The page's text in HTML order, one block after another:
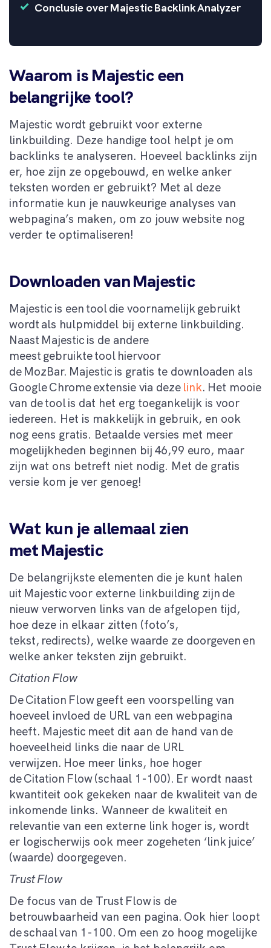
Conclusie over Majestic Backlink Analyzer
Waarom is Majestic een
belangrijke tool?
Majestic wordt gebruikt voor externe
linkbuilding. Deze handige tool helpt je om
backlinks te analyseren. Hoeveel backlinks zijn
er, hoe zijn ze opgebouwd, en welke anker
teksten worden er gebruikt? Met al deze
informatie kun je nauwkeurige analyses van
webpagina’s maken, om zo jouw website nog
verder te optimaliseren!
Downloaden van Majestic
Majestic is een tool die voornamelijk gebruikt
wordt als hulpmiddel bij externe linkbuilding.
Naast Majestic is de andere
meest gebruikte tool hiervoor
de MozBar. Majestic is gratis te downloaden als
Google Chrome extensie via deze link. Het mooie
van de tool is dat het erg toegankelijk is voor
iedereen. Het is makkelijk in gebruik, en ook
nog eens gratis. Betaalde versies met meer
mogelijkheden beginnen bij 46,99 euro, maar
zijn wat ons betreft niet nodig. Met de gratis
versie kom je ver genoeg!
Wat kun je allemaal zien
met Majestic
De belangrijkste elementen die je kunt halen
uit Majestic voor externe linkbuilding zijn de
nieuw verworven links van de afgelopen tijd,
hoe deze in elkaar zitten (foto’s,
tekst, redirects), welke waarde ze doorgeven en
welke anker teksten zijn gebruikt.
Citation Flow
De Citation Flow geeft een voorspelling van
hoeveel invloed de URL van een webpagina
heeft. Majestic meet dit aan de hand van de
hoeveelheid links die naar de URL
verwijzen. Hoe meer links, hoe hoger
de Citation Flow (schaal 1-100). Er wordt naast
kwantiteit ook gekeken naar de kwaliteit van de
inkomende links. Wanneer de kwaliteit en
relevantie van een externe link hoger is, wordt
er logischerwijs ook meer zogeheten ‘link juice’
(waarde) doorgegeven.
Trust Flow
De focus van de Trust Flow is de
betrouwbaarheid van een pagina. Ook hier loopt
de schaal van 1-100. Om een zo hoog mogelijke